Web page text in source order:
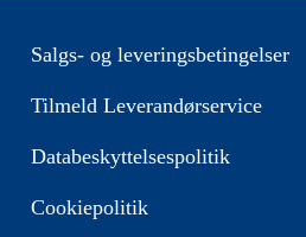
Salgs- og leveringsbetingelser
Tilmeld Leverandørservice
Databeskyttelsespolitik
Cookiepolitik